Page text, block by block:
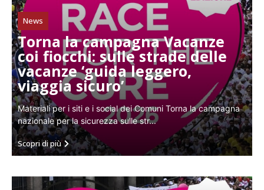
News
Torna la campagna Vacanze
coi fiocchi: sulle strade delle
vacanze ‘guida leggero,
viaggia sicuro’
Materiali per i siti e i social dei Comuni Torna la campagna
nazionale per la sicurezza sulle str...
Scopri di più